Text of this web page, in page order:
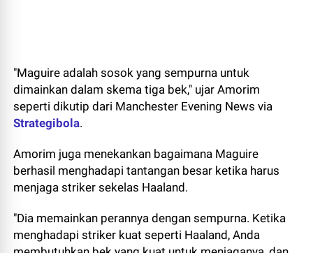
"Maguire adalah sosok yang sempurna untuk
dimainkan dalam skema tiga bek," ujar Amorim
seperti dikutip dari Manchester Evening News via
Strategibola.
Amorim juga menekankan bagaimana Maguire
berhasil menghadapi tantangan besar ketika harus
menjaga striker sekelas Haaland.
"Dia memainkan perannya dengan sempurna. Ketika
menghadapi striker kuat seperti Haaland, Anda